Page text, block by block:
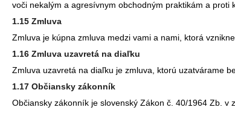
voči nekalým a agresívnym obchodným praktikám a
1.15 Zmluva
Zmluva je kúpna zmluva medzi vami a nami, ktorá
1.16 Zmluva uzavretá na diaľku
Zmluva uzavretá na diaľku je zmluva, ktorú uzatvárame
1.17 Občiansky zákonník
Občiansky zákonník je slovenský Zákon č. 40/1964 Zb. v